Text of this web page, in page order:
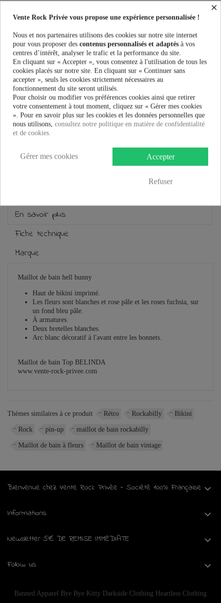
9,90 € 11,00 € -10%
AJOUTER AU PANIER
Plus que
Guide des tailles
En savoir plus
Fiche technique
Marque
Maillot de bain hell bunny
Haut de bikini imprimé.
Les fleurs sont blanches et rose pâle et les roses fuchsia, sur
un fond bleu pâle.
À armatures.
Deux bretelles blanches.
Arc blanc décoratif à l'avant entre les bonnets.
Maillot de bain Top BELINDA
www.vente-rock-privee.com
Thèmes similaires à ce produit Rétro Rockabilly Bikini
Rock pin-up maillot de bain rockabilly
Maillot de bain à fleurs Maillot de bain vintage
Bienvenue chez Vente Rock Privée - Société 100% Française
Informations
Newsletter 5€ DE REMISE IMMÉDIATE
Follow us
Banned Apparel Bye Bye Kitty Darkside Clothing Heartless Clothing
×
Vente Rock Privée vous propose une expérience personnalisée !
Nous et nos partenaires utilisons des cookies sur notre site internet
pour vous proposer des contenus personnalisés et adaptés à vos
centres d’intérêt, analyser le trafic et la performance du site.
En cliquant sur « Accepter », vous consentez à l'utilisation de tous les
cookies placés sur notre site. En cliquant sur « Continuer sans
accepter », seuls les cookies strictement nécessaires au
fonctionnement du site seront utilisés.
Pour choisir ou modifier vos préférences cookies ainsi que retirer
votre consentement à tout moment, cliquez sur « Gérer mes cookies
». Pour en savoir plus sur les cookies et les données personnelles que
nous utilisons, consultez notre politique en matière de confidentialité
et de cookies.
Accepter
Refuser
Gérer mes cookies